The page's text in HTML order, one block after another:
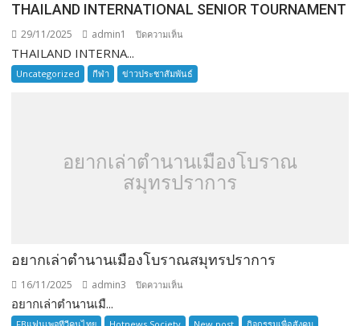
THAILAND INTERNATIONAL SENIOR TOURNAMENT
29/11/2025 admin1 ปิดความเห็น
INTERNATIONAL
SENIOR
THAILAND INTERNA...
Uncategorized กีฬา ข่าวประชาสัมพันธ์
อยากเล่าตำนานเมืองโบราณ
สมุทรปราการ
อยากเล่าตำนานเมืองโบราณสมุทรปราการ
16/11/2025 admin3 ปิดความเห็น
เล่า
อยากเล่าตำนานเมื...